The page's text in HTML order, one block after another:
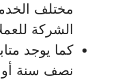
مختلف
الشركة
كما يوجد
نصف سنة أو